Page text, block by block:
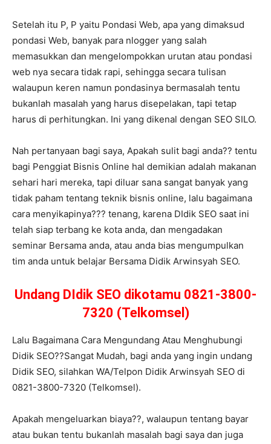
Setelah itu P, P yaitu Pondasi Web, apa yang dimaksud
pondasi Web, banyak para nlogger yang salah
memasukkan dan mengelompokkan urutan atau pondasi
web nya secara tidak rapi, sehingga secara tulisan
walaupun keren namun pondasinya bermasalah tentu
bukanlah masalah yang harus disepelakan, tapi tetap
harus di perhitungkan. Ini yang dikenal dengan SEO SILO.
Nah pertanyaan bagi saya, Apakah sulit bagi anda?? tentu
bagi Penggiat Bisnis Online hal demikian adalah makanan
sehari hari mereka, tapi diluar sana sangat banyak yang
tidak paham tentang teknik bisnis online, lalu bagaimana
cara menyikapinya??? tenang, karena DIdik SEO saat ini
telah siap terbang ke kota anda, dan mengadakan
seminar Bersama anda, atau anda bias mengumpulkan
tim anda untuk belajar Bersama Didik Arwinsyah SEO.
Undang DIdik SEO dikotamu 0821-3800-
7320 (Telkomsel)
Lalu Bagaimana Cara Mengundang Atau Menghubungi
Didik SEO??Sangat Mudah, bagi anda yang ingin undang
Didik SEO, silahkan WA/Telpon Didik Arwinsyah SEO di
0821-3800-7320 (Telkomsel).
Apakah mengeluarkan biaya??, walaupun tentang bayar
atau bukan tentu bukanlah masalah bagi saya dan juga